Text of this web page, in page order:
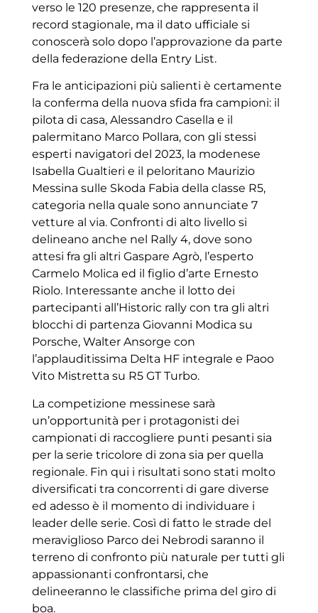
verso le 120 presenze, che rappresenta il
record stagionale, ma il dato ufficiale si
conoscerà solo dopo l’approvazione da parte
della federazione della Entry List.
Fra le anticipazioni più salienti è certamente
la conferma della nuova sfida fra campioni: il
pilota di casa, Alessandro Casella e il
palermitano Marco Pollara, con gli stessi
esperti navigatori del 2023, la modenese
Isabella Gualtieri e il peloritano Maurizio
Messina sulle Skoda Fabia della classe R5,
categoria nella quale sono annunciate 7
vetture al via. Confronti di alto livello si
delineano anche nel Rally 4, dove sono
attesi fra gli altri Gaspare Agrò, l’esperto
Carmelo Molica ed il figlio d’arte Ernesto
Riolo. Interessante anche il lotto dei
partecipanti all’Historic rally con tra gli altri
blocchi di partenza Giovanni Modica su
Porsche, Walter Ansorge con
l’applauditissima Delta HF integrale e Paoo
Vito Mistretta su R5 GT Turbo.
La competizione messinese sarà
un’opportunità per i protagonisti dei
campionati di raccogliere punti pesanti sia
per la serie tricolore di zona sia per quella
regionale. Fin qui i risultati sono stati molto
diversificati tra concorrenti di gare diverse
ed adesso è il momento di individuare i
leader delle serie. Così di fatto le strade del
meraviglioso Parco dei Nebrodi saranno il
terreno di confronto più naturale per tutti gli
appassionanti confrontarsi, che
delineeranno le classifiche prima del giro di
boa.